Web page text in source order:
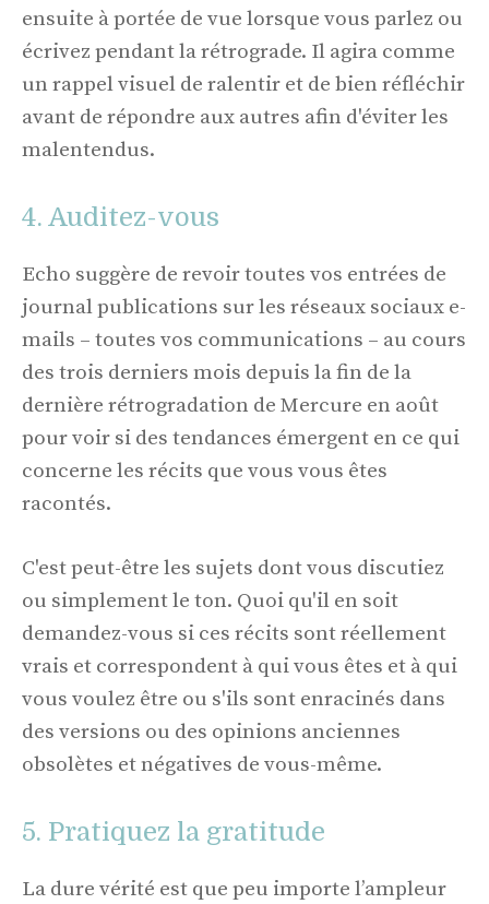
ensuite à portée de vue lorsque vous parlez ou
écrivez pendant la rétrograde. Il agira comme
un rappel visuel de ralentir et de bien réfléchir
avant de répondre aux autres afin d'éviter les
malentendus.
4. Auditez-vous
Echo suggère de revoir toutes vos entrées de
journal publications sur les réseaux sociaux e-
mails – toutes vos communications – au cours
des trois derniers mois depuis la fin de la
dernière rétrogradation de Mercure en août
pour voir si des tendances émergent en ce qui
concerne les récits que vous vous êtes
racontés.
C'est peut-être les sujets dont vous discutiez
ou simplement le ton. Quoi qu'il en soit
demandez-vous si ces récits sont réellement
vrais et correspondent à qui vous êtes et à qui
vous voulez être ou s'ils sont enracinés dans
des versions ou des opinions anciennes
obsolètes et négatives de vous-même.
5. Pratiquez la gratitude
La dure vérité est que peu importe l’ampleur